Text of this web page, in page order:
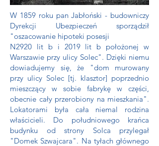
W 1859 roku pan Jabłoński - budowniczy
Dyrekcji Ubezpieczeń sporządził
"oszacowanie hipoteki posesji
N2920 lit b i 2019 lit b położonej w
Warszawie przy ulicy Solec". Dzięki niemu
dowiadujemy się, że "dom murowany
przy ulicy Solec [tj. klasztor] poprzednio
mieszczący w sobie fabrykę w części,
obecnie cały przerobiony na mieszkania".
Lokatorami była cała niemal rodzina
właścicieli. Do południowego krańca
budynku od strony Solca przylegał
"Domek Szwajcara". Na tyłach głównego